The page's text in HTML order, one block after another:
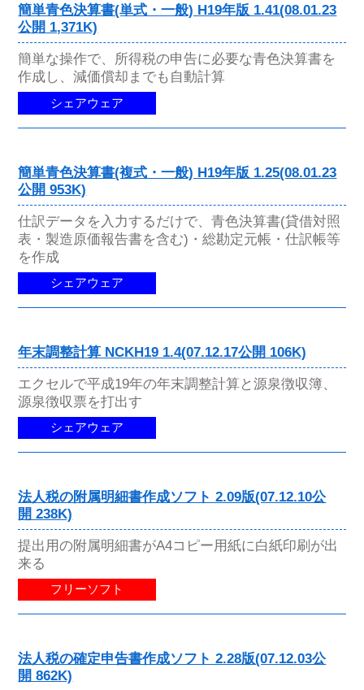
簡単青色決算書(単式・一般) H19年版 1.41(08.01.23
公開 1,371K)
簡単な操作で、所得税の申告に必要な青色決算書を
作成し、減価償却までも自動計算
シェアウェア
簡単青色決算書(複式・一般) H19年版 1.25(08.01.23
公開 953K)
仕訳データを入力するだけで、青色決算書(貸借対照
表・製造原価報告書を含む)・総勘定元帳・仕訳帳等
を作成
シェアウェア
年末調整計算 NCKH19 1.4(07.12.17公開 106K)
エクセルで平成19年の年末調整計算と源泉徴収簿、
源泉徴収票を打出す
シェアウェア
法人税の附属明細書作成ソフト 2.09版(07.12.10公
開 238K)
提出用の附属明細書がA4コピー用紙に白紙印刷が出
来る
フリーソフト
法人税の確定申告書作成ソフト 2.28版(07.12.03公
開 862K)